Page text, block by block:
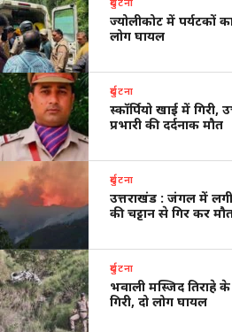
ज्योलीकोट में पर्यटकों
लोग घायल
दुर्घटना
स्कॉर्पियो खाई में
प्रभारी की दर्दनाक मौत
दुर्घटना
उत्तराखंड : जंगल में
की चट्टान से गिर कर
दुर्घटना
भवाली मस्जिद तिराहे
गिरी, दो लोग घायल